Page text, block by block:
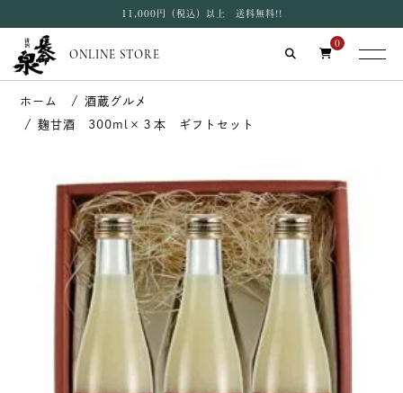
11,000円（税込）以上 送料無料!!
ONLINE STORE
0
酒蔵グルメ
麹甘酒 300ml×３本 ギフトセット